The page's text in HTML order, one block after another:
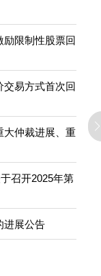
励限制性股票回
交易方式首次回
大仲裁进展、重
召开2025年第
进展公告